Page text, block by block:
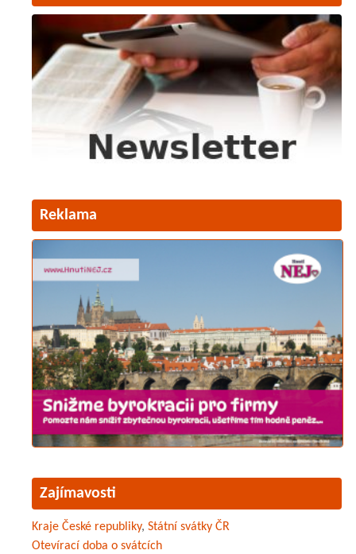
Reklama
Zajímavosti
Kraje České republiky, Státní svátky ČR
Otevírací doba o svátcích